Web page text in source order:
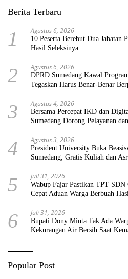
Berita Terbaru
1 Agustus 6, 2026
10 Peserta Berebut Dua Jabatan
Hasil Seleksinya
2 Agustus 6, 2026
DPRD Sumedang Kawal
Tegaskan Harus Benar-Benar
3 Agustus 4, 2026
Bersama Percepat IKD dan
Sumedang Dorong Pelayanan
4 Agustus 3, 2026
President University Buka
Sumedang, Gratis Kuliah dan
5 Juli 31, 2026
Wabup Fajar Pastikan TPT SDN
Cepat Aduan Warga Berbuah
6 Juli 31, 2026
Bupati Dony Minta Tak Ada
Kekurangan Air Bersih Saat
Popular Post